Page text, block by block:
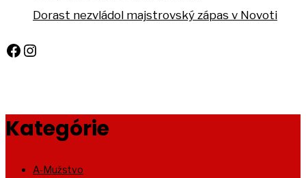
Dorast nezvládol majstrovský zápas v Novoti
Facebook
Instagram
Kategórie
A-Mužstvo